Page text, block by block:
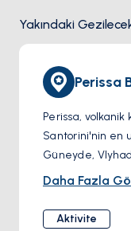
Yakındaki
Perissa
Perissa, volkanik
Santorini'nin en
Güneyde,
boyunca
Daha Fazla
Aktivite